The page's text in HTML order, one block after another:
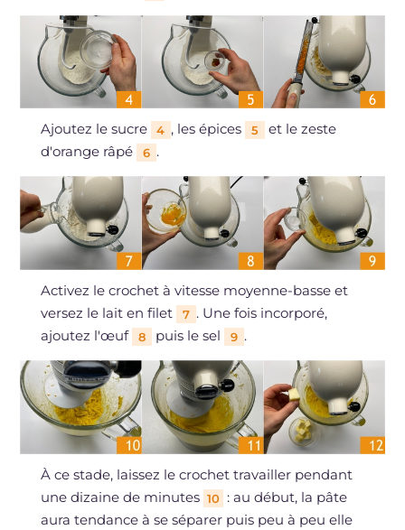
Ajoutez le sucre 4 , les épices 5
et le zeste
d'orange râpé
6 .
Activez le crochet à vitesse moyenne-basse et
versez le lait en filet
7 . Une fois incorporé,
ajoutez l'œuf
8 puis le sel 9 .
À ce stade, laissez le crochet travailler pendant
une dizaine de minutes 10 : au début, la pâte
aura tendance à se séparer puis peu à peu elle